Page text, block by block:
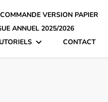
VERSION PAPIER
ANNUEL 2025/2026
CONTACT